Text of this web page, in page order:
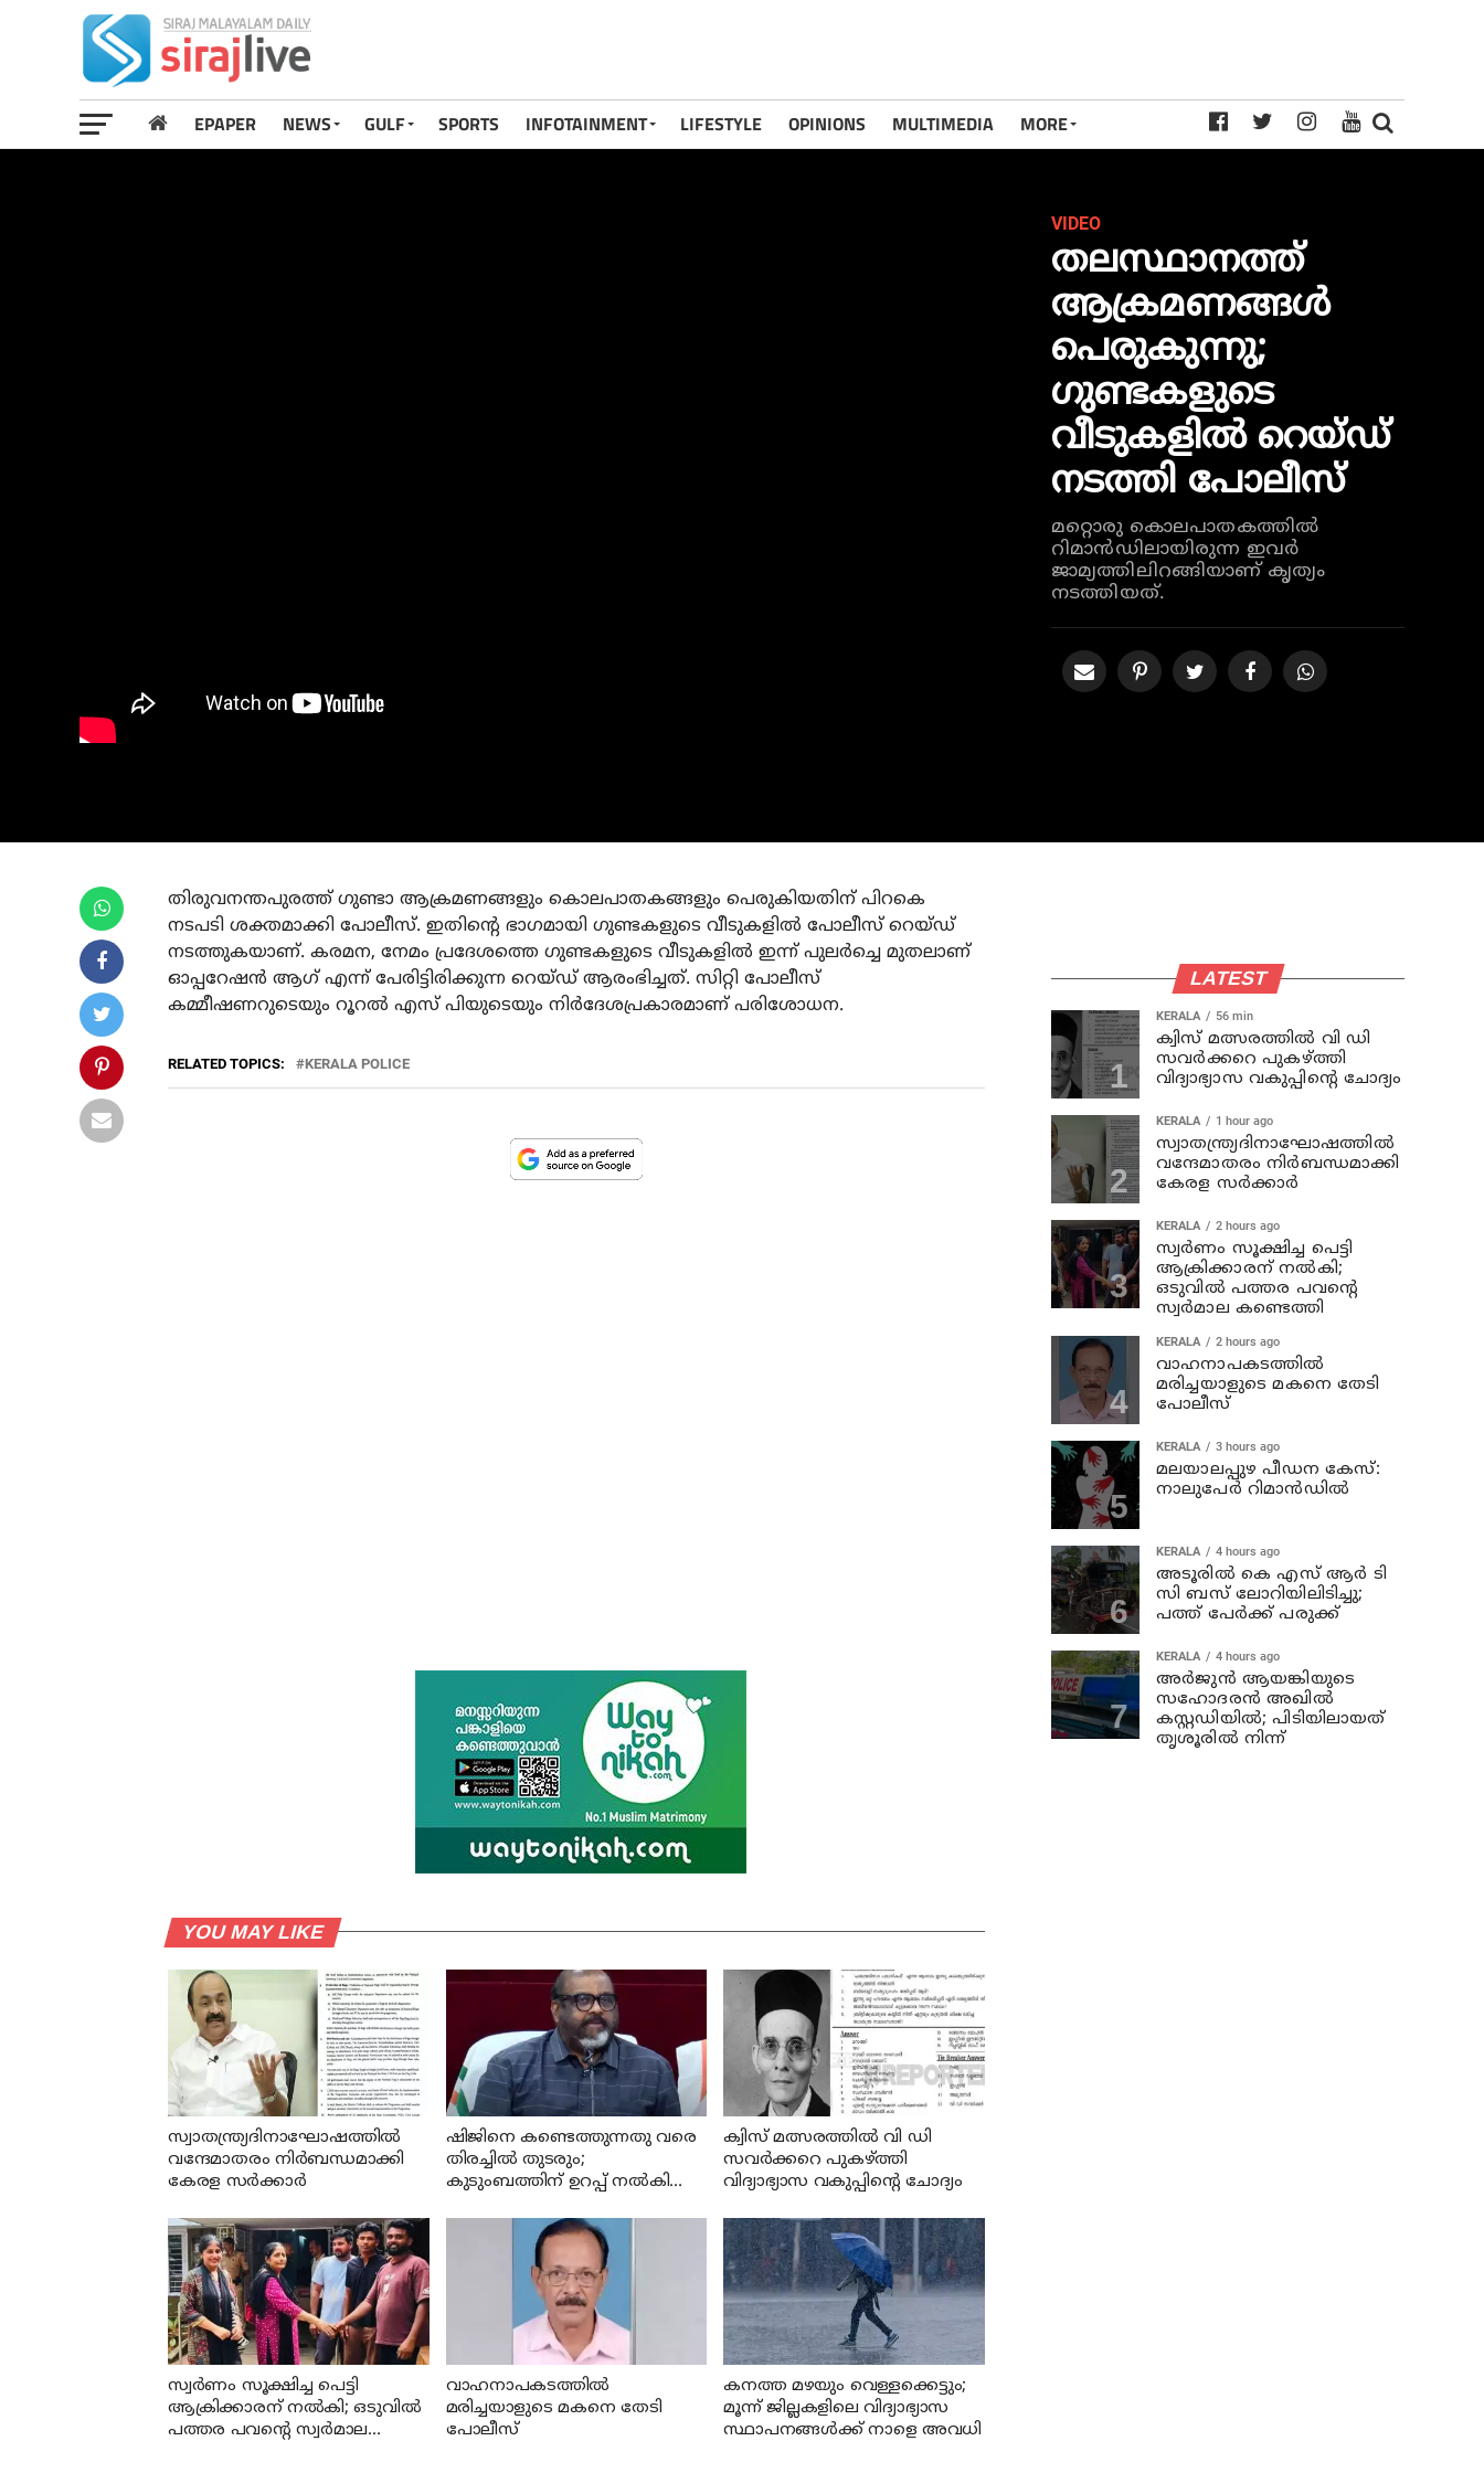
EPAPER NEWS GULF SPORTS INFOTAINMENT LIFESTYLE OPINIONS MULTIMEDIA MORE
VIDEO
തലസ്ഥാനത്ത്
ആക്രമണങ്ങള്‍
പെരുകുന്നു;
ഗുണ്ടകളുടെ
വീടുകളില്‍ റെയ്ഡ്
നടത്തി പോലീസ്
മറ്റൊരു കൊലപാതകത്തില്‍
റിമാന്‍ഡിലായിരുന്ന ഇവര്‍
ജാമ്യത്തിലിറങ്ങിയാണ് കൃത്യം
നടത്തിയത്.
തിരുവനന്തപുരത്ത് ഗുണ്ടാ ആക്രമണങ്ങളും കൊലപാതകങ്ങളും പെരുകിയതിന് പിറകെ
നടപടി ശക്തമാക്കി പോലീസ്. ഇതിന്റെ ഭാഗമായി ഗുണ്ടകളുടെ വീടുകളില്‍ പോലീസ് റെയ്ഡ്
നടത്തുകയാണ്. കരമന, നേമം പ്രദേശത്തെ ഗുണ്ടകളുടെ വീടുകളില്‍ ഇന്ന് പുലര്‍ച്ചെ മുതലാണ്
ഓപ്പറേഷന്‍ ആഗ് എന്ന് പേരിട്ടിരിക്കുന്ന റെയ്ഡ് ആരംഭിച്ചത്. സിറ്റി പോലീസ്
കമ്മീഷണറുടെയും റൂറല്‍ എസ് പിയുടെയും നിര്‍ദേശപ്രകാരമാണ് പരിശോധന.
RELATED TOPICS: KERALA POLICE
YOU MAY LIKE
സ്വാതന്ത്ര്യദിനാഘോഷത്തില്‍
വന്ദേമാതരം നിര്‍ബന്ധമാക്കി
കേരള സര്‍ക്കാര്‍
ഷിജിനെ കണ്ടെത്തുന്നതു വരെ
തിരച്ചില്‍ തുടരും;
കുടുംബത്തിന് ഉറപ്പ് നല്‍കി
ക്വിസ് മത്സരത്തില്‍ വി ഡി
സവര്‍ക്കറെ പുകഴ്ത്തി
വിദ്യാഭ്യാസ വകുപ്പിന്റെ ചോദ്യം
സ്വര്‍ണം സൂക്ഷിച്ച പെട്ടി
ആക്രിക്കാരന് നല്‍കി; ഒടുവില്‍
പത്തര പവന്റെ സ്വര്‍മാല
വാഹനാപകടത്തില്‍
മരിച്ചയാളുടെ മകനെ തേടി
പോലീസ്
കനത്ത മഴയും വെള്ളക്കെട്ടും;
മൂന്ന്‌ ജില്ലകളിലെ വിദ്യാഭ്യാസ
സ്ഥാപനങ്ങള്‍ക്ക് നാളെ അവധി
LATEST
KERALA 56 min
ക്വിസ് മത്സരത്തില്‍ വി ഡി
സവര്‍ക്കറെ പുകഴ്ത്തി
വിദ്യാഭ്യാസ വകുപ്പിന്റെ ചോദ്യം
KERALA 1 hour ago
സ്വാതന്ത്ര്യദിനാഘോഷത്തില്‍
വന്ദേമാതരം നിര്‍ബന്ധമാക്കി
കേരള സര്‍ക്കാര്‍
KERALA 2 hours ago
സ്വര്‍ണം സൂക്ഷിച്ച പെട്ടി
ആക്രിക്കാരന് നല്‍കി;
ഒടുവില്‍ പത്തര പവന്റെ
സ്വര്‍മാല കണ്ടെത്തി
KERALA 2 hours ago
വാഹനാപകടത്തില്‍
മരിച്ചയാളുടെ മകനെ തേടി
പോലീസ്
KERALA 3 hours ago
മലയാലപ്പുഴ പീഡന കേസ്:
നാലുപേര്‍ റിമാന്‍ഡില്‍
KERALA 4 hours ago
അടൂരില്‍ കെ എസ് ആര്‍ ടി
സി ബസ് ലോറിയിലിടിച്ചു;
പത്ത് പേര്‍ക്ക് പരുക്ക്
KERALA 4 hours ago
അര്‍ജുന്‍ ആയങ്കിയുടെ
സഹോദരന്‍ അഖില്‍
കസ്റ്റഡിയില്‍; പിടിയിലായത്
തൃശൂരില്‍ നിന്ന്